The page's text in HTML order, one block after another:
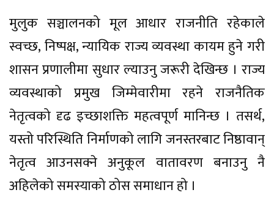
मुलुक सञ्चालनको मूल आधार राजनीति रहेकाले
स्वच्छ, निष्पक्ष, न्यायिक राज्य व्यवस्था कायम हुने गरी
शासन प्रणालीमा सुधार ल्याउनु जरूरी देखिन्छ । राज्य
व्यवस्थाको प्रमुख जिम्मेवारीमा रहने राजनैतिक
नेतृत्वको दृढ इच्छाशक्ति महत्वपूर्ण मानिन्छ । तसर्थ,
यस्तो परिस्थिति निर्माणको लागि जनस्तरबाट निष्ठावान्
नेतृत्व आउनसक्ने अनुकूल वातावरण बनाउनु नै
अहिलेको समस्याको ठोस समाधान हो ।